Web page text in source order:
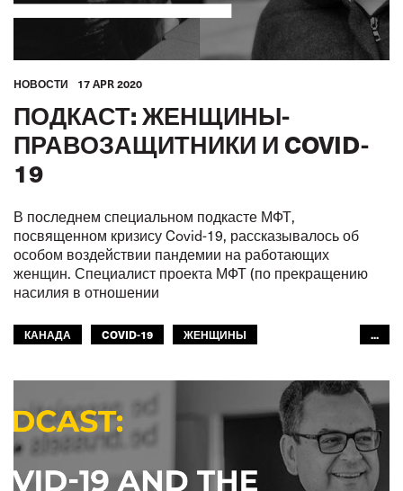
HОВОСТИ 17 APR 2020
ПОДКАСТ: ЖЕНЩИНЫ-
ПРАВОЗАЩИТНИКИ И COVID-
19
В последнем специальном подкасте МФТ,
посвященном кризису Covid-19, рассказывалось об
особом воздействии пандемии на работающих
женщин. Специалист проекта МФТ (по прекращению
насилия в отношении
КАНАДА COVID-19
ЖЕНЩИНЫ
ВНУТРЕННИЙ ВОДНЫЙ ТРАНСПОРТ
ЖЕЛЕЗНЫЕ ДОРОГИ
АВТОМОБИЛЬНЫЙ ТРАНСПОРТ
МОРЯКИ
...